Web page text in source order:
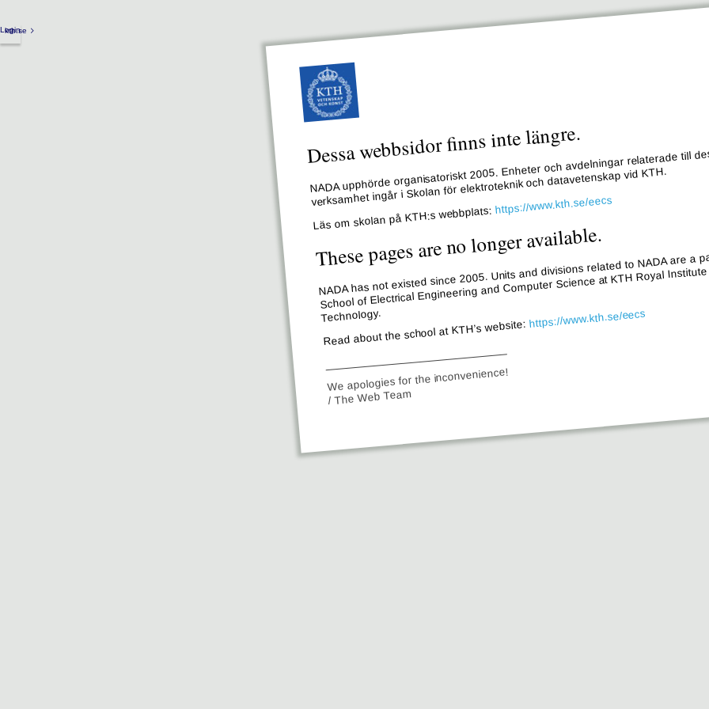
kth.se
Login
Dessa webbsidor finns inte längre.
NADA upphörde organisatoriskt 2005. Enheter och avdelningar relaterade till
verksamhet ingår i Skolan för elektroteknik och datavetenskap vid KTH.
Läs om skolan på KTH:s webbplats:https://www.kth.se/eecs
These pages are no longer available.
NADA has not existed since 2005. Units and divisions related to NADA are a
School of Electrical Engineering and Computer Science at KTH Royal
Technology.
Read about the school at KTH’s website:https://www.kth.se/eecs
We apologies for the inconvenience!
/ The Web Team